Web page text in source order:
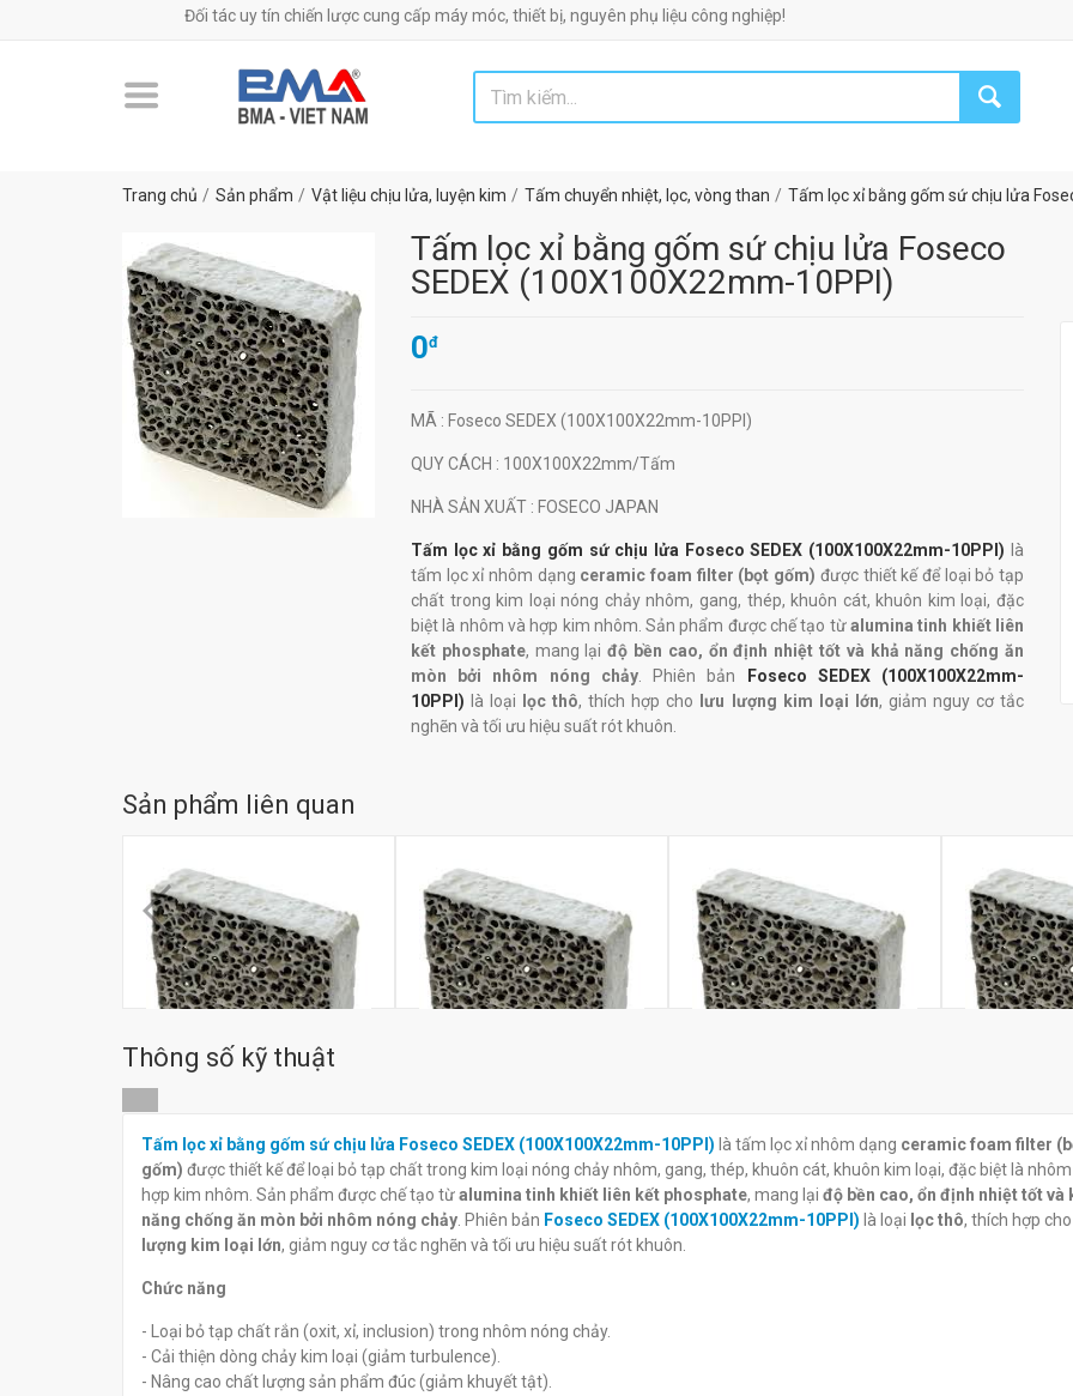
Đối tác uy tín chiến lược cung cấp máy móc, thiết bị, nguyên phụ liệu công nghiệp!
Trang chủ Sản phẩm Vật liệu chịu lửa, luyện kim Tấm chuyển nhiệt, lọc, vòng than Tấm lọc xỉ bằng gốm sứ chịu lửa
Tấm lọc xỉ bằng gốm sứ chịu lửa Foseco
SEDEX (100X100X22mm-10PPI)
0đ
MÃ : Foseco SEDEX (100X100X22mm-10PPI)
QUY CÁCH : 100X100X22mm/Tấm
NHÀ SẢN XUẤT : FOSECO JAPAN
Tấm lọc xỉ bằng gốm sứ chịu lửa Foseco SEDEX (100X100X22mm-10PPI) là
tấm lọc xỉ nhôm dạng ceramic foam filter (bọt gốm) được thiết kế để loại bỏ tạp
chất trong kim loại nóng chảy nhôm, gang, thép, khuôn cát, khuôn kim loại, đặc
biệt là nhôm và hợp kim nhôm. Sản phẩm được chế tạo từalumina tinh khiết liên
kết phosphate, mang lạiđộ bền cao, ổn định nhiệt tốt và khả năng chống ăn
mòn bởi nhôm nóng chảy. Phiên bản
Foseco SEDEX (100X100X22mm-
10PPI) là loại lọc thô, thích hợp cho lưu lượng kim loại lớn, giảm nguy cơ tắc
nghẽn và tối ưu hiệu suất rót khuôn.
Sản phẩm liên quan
Tấm lọc xỉ bằng gốm sứ chịu
lửa Foseco SEDEX PB
(150X150X25mm-10PPI)
0đ
Tấm lọc xỉ bằng gốm sứ chịu
lửa Foseco SEDEX
(100X200X22mm-10PPI)
0đ
Tấm lọc xỉ bằng gốm sứ chịu
lửa Foseco SEDEX
(75X100X22mm-10PPI)
0đ
Tấm lọc xỉ
lửa Foseco
0đ
Thông số kỹ thuật
Tấm lọc xỉ bằng gốm sứ chịu lửa Foseco SEDEX (100X100X22mm-10PPI) là tấm lọc xỉ nhôm dạng ceramic foam filter
gốm) được thiết kế để loại bỏ tạp chất trong kim loại nóng chảy nhôm, gang, thép, khuôn cát, khuôn kim loại, đặc biệt là
hợp kim nhôm. Sản phẩm được chế tạo từalumina tinh khiết liên kết phosphate, mang lại độ bền cao, ổn định nhiệt tốt và
năng chống ăn mòn bởi nhôm nóng chảy . Phiên bản Foseco SEDEX (100X100X22mm-10PPI) là loại lọc thô, thích hợp cho
lượng kim loại lớn, giảm nguy cơ tắc nghẽn và tối ưu hiệu suất rót khuôn.
Chức năng
- Loại bỏ tạp chất rắn (oxit, xỉ, inclusion) trong nhôm nóng chảy.
- Cải thiện dòng chảy kim loại (giảm turbulence).
- Nâng cao chất lượng sản phẩm đúc (giảm khuyết tật).